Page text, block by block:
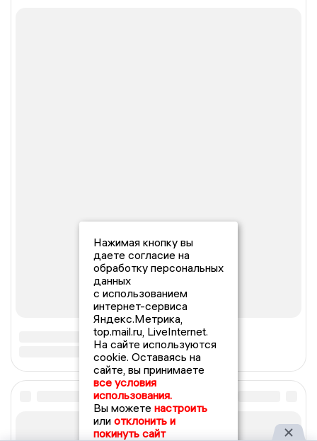
Нажимая кнопку вы
даете согласие на
обработку персональных
данных
с использованием
интернет-сервиса
Яндекс.Метрика,
top.mail.ru, LiveInternet.
На сайте используются
cookie. Оставаясь на
сайте, вы принимаете
все условия
использования.
Вы можете настроить
или отклонить и
покинуть сайт